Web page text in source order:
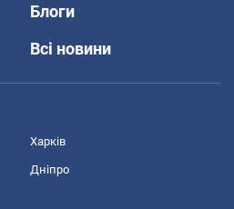
Блоги
Всі новини
Харків
Дніпро